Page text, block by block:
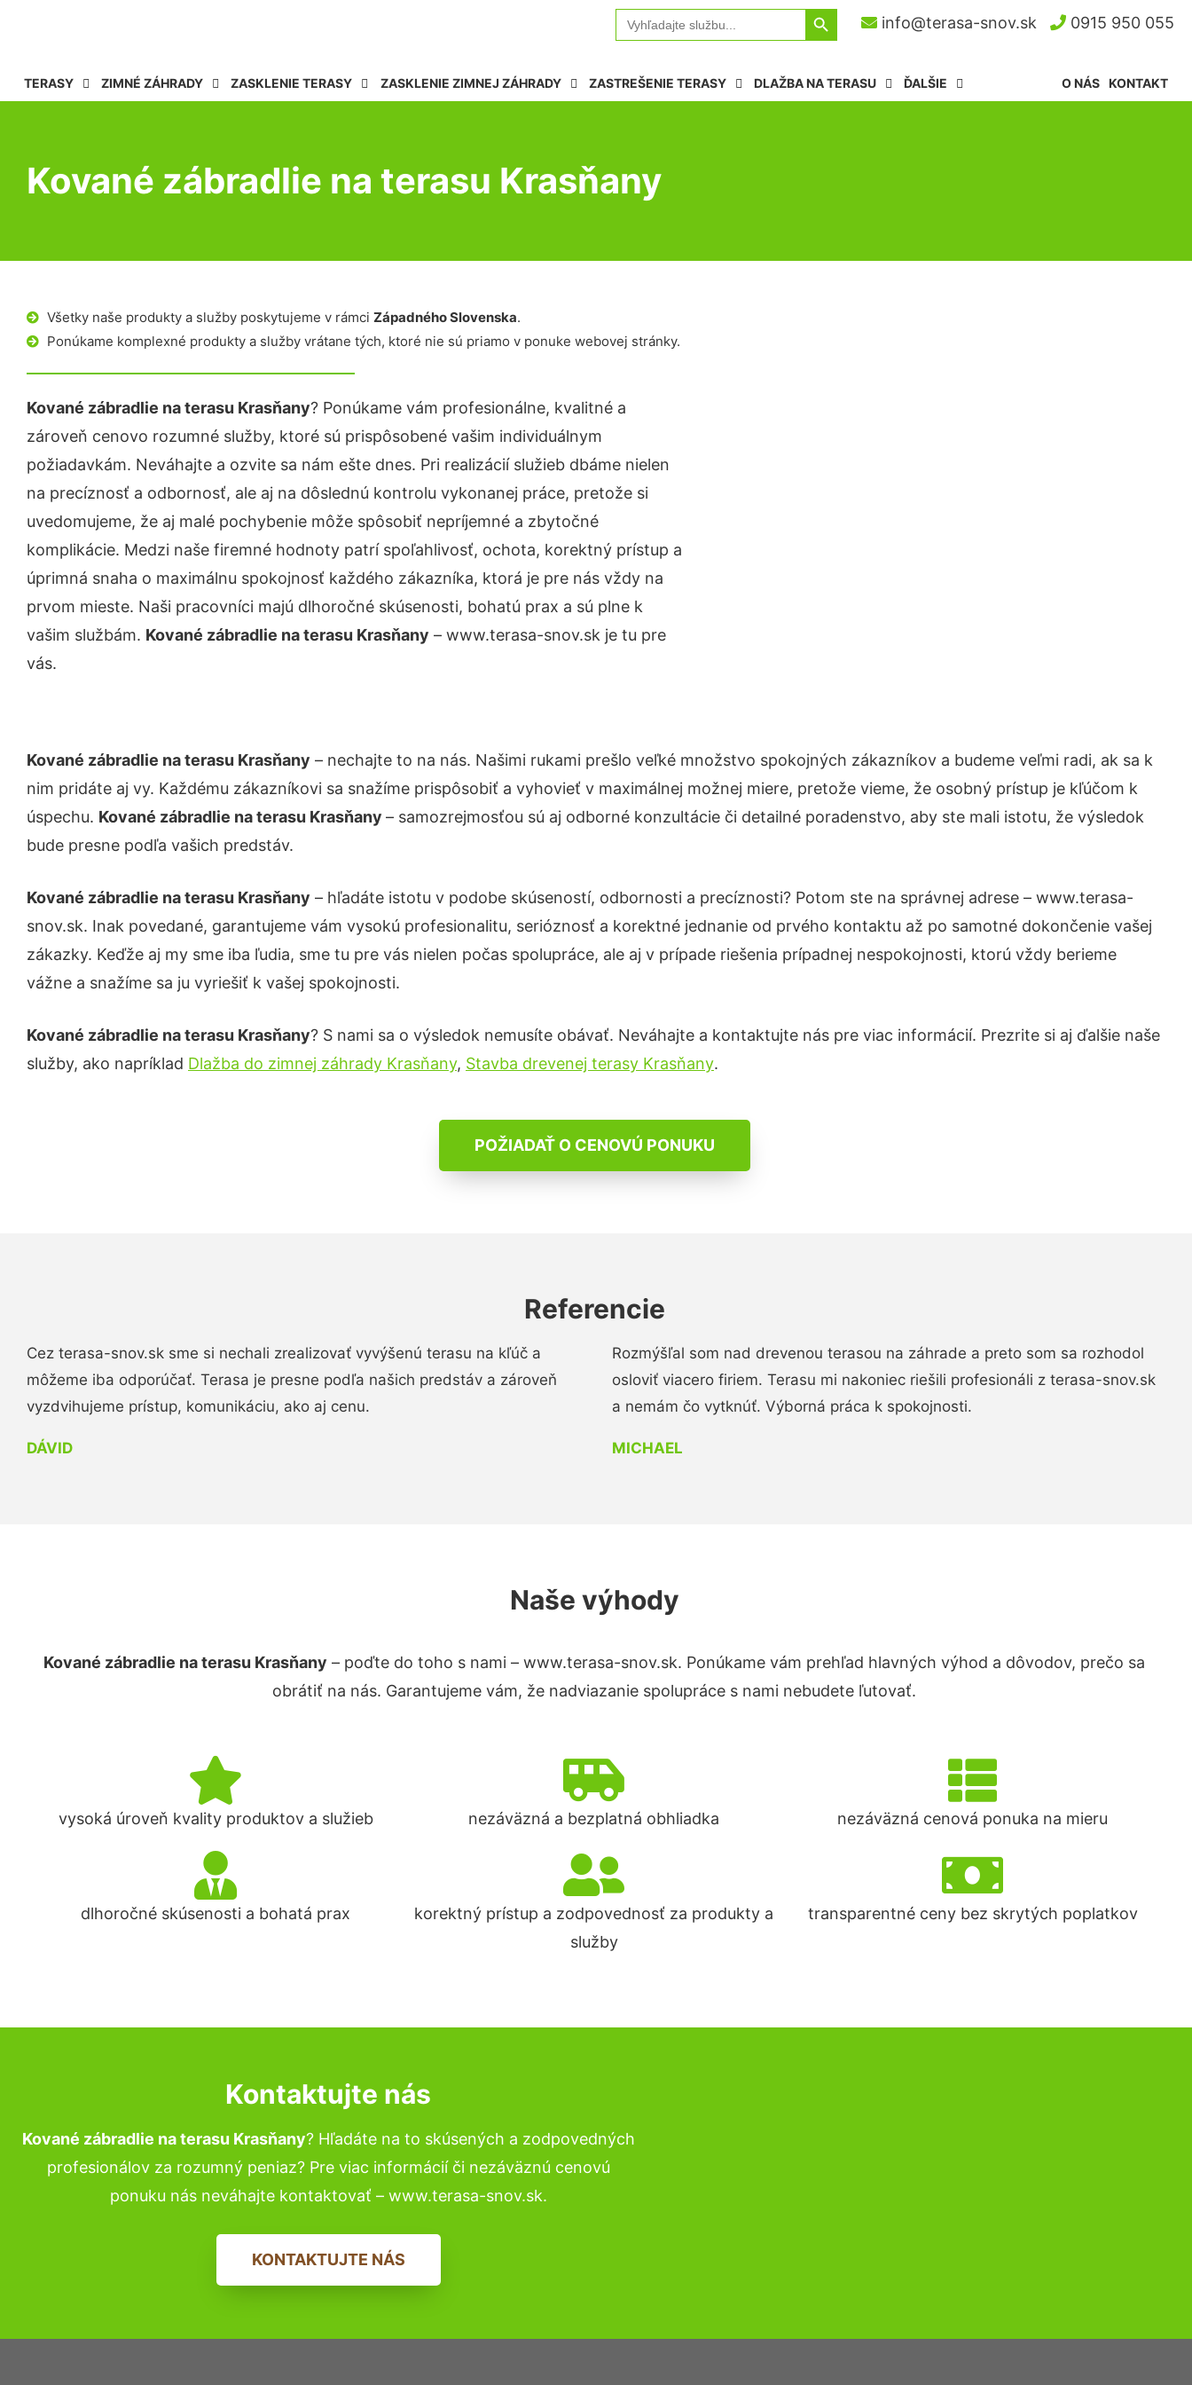
Search
for:
Search Button
info@terasa-snov.sk 0915 950 055
TERASY ZIMNÉ ZÁHRADY ZASKLENIE TERASY ZASKLENIE ZIMNEJ ZÁHRADY ZASTREŠENIE TERASY DLAŽBA NA TERASU ĎALŠIE KONTAKT
O NÁS
Kované zábradlie na terasu Krasňany
Všetky naše produkty a služby poskytujeme v rámci Západného Slovenska.
Ponúkame komplexné produkty a služby vrátane tých, ktoré nie sú priamo v ponuke webovej stránky.
Kované zábradlie na terasu Krasňany? Ponúkame vám profesionálne, kvalitné a
zároveň cenovo rozumné služby, ktoré sú prispôsobené vašim individuálnym
požiadavkám. Neváhajte a ozvite sa nám ešte dnes. Pri realizácií služieb dbáme nielen
na precíznosť a odbornosť, ale aj na dôslednú kontrolu vykonanej práce, pretože si
uvedomujeme, že aj malé pochybenie môže spôsobiť nepríjemné a zbytočné
komplikácie. Medzi naše firemné hodnoty patrí spoľahlivosť, ochota, korektný prístup a
úprimná snaha o maximálnu spokojnosť každého zákazníka, ktorá je pre nás vždy na
prvom mieste. Naši pracovníci majú dlhoročné skúsenosti, bohatú prax a sú plne k
vašim službám. Kované zábradlie na terasu Krasňany – www.terasa-snov.sk je tu pre
vás.
Kované zábradlie na terasu Krasňany – nechajte to na nás. Našimi rukami prešlo veľké množstvo spokojných zákazníkov a budeme veľmi radi, ak sa k
nim pridáte aj vy. Každému zákazníkovi sa snažíme prispôsobiť a vyhovieť v maximálnej možnej miere, pretože vieme, že osobný prístup je kľúčom k
úspechu. Kované zábradlie na terasu Krasňany – samozrejmosťou sú aj odborné konzultácie či detailné poradenstvo, aby ste mali istotu, že výsledok
bude presne podľa vašich predstáv.
Kované zábradlie na terasu Krasňany – hľadáte istotu v podobe skúseností, odbornosti a precíznosti? Potom ste na správnej adrese – www.terasa-
snov.sk. Inak povedané, garantujeme vám vysokú profesionalitu, serióznosť a korektné jednanie od prvého kontaktu až po samotné dokončenie vašej
zákazky. Keďže aj my sme iba ľudia, sme tu pre vás nielen počas spolupráce, ale aj v prípade riešenia prípadnej nespokojnosti, ktorú vždy berieme
vážne a snažíme sa ju vyriešiť k vašej spokojnosti.
Kované zábradlie na terasu Krasňany? S nami sa o výsledok nemusíte obávať. Neváhajte a kontaktujte nás pre viac informácií. Prezrite si aj ďalšie naše
služby, ako napríklad Dlažba do zimnej záhrady Krasňany, Stavba drevenej terasy Krasňany.
POŽIADAŤ O CENOVÚ PONUKU
Referencie
Cez terasa-snov.sk sme si nechali zrealizovať vyvýšenú terasu na kľúč a
môžeme iba odporúčať. Terasa je presne podľa našich predstáv a zároveň
vyzdvihujeme prístup, komunikáciu, ako aj cenu.
DÁVID
Rozmýšľal som nad drevenou terasou na záhrade a preto som sa rozhodol
osloviť viacero firiem. Terasu mi nakoniec riešili profesionáli z terasa-snov.sk
a nemám čo vytknúť. Výborná práca k spokojnosti.
MICHAEL
Naše výhody
Kované zábradlie na terasu Krasňany – poďte do toho s nami – www.terasa-snov.sk. Ponúkame vám prehľad hlavných výhod a dôvodov, prečo sa
obrátiť na nás. Garantujeme vám, že nadviazanie spolupráce s nami nebudete ľutovať.
vysoká úroveň kvality produktov a služieb nezáväzná a bezplatná obhliadka nezáväzná cenová ponuka na mieru
dlhoročné skúsenosti a bohatá prax
korektný prístup a zodpovednosť za produkty a
služby
transparentné ceny bez skrytých poplatkov
Kontaktujte nás
Kované zábradlie na terasu Krasňany? Hľadáte na to skúsených a zodpovedných
profesionálov za rozumný peniaz? Pre viac informácií či nezáväznú cenovú
ponuku nás neváhajte kontaktovať – www.terasa-snov.sk.
KONTAKTUJTE NÁS